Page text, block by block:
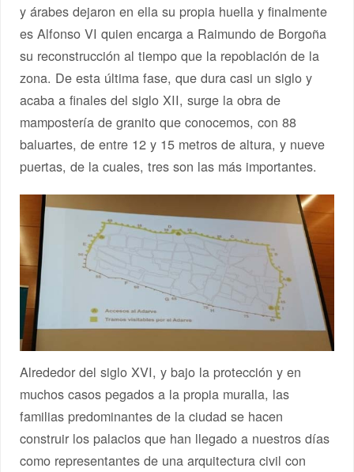
y árabes dejaron en ella su propia huella y finalmente
es Alfonso VI quien encarga a Raimundo de Borgoña
su reconstrucción al tiempo que la repoblación de la
zona. De esta última fase, que dura casi un siglo y
acaba a finales del siglo XII, surge la obra de
mampostería de granito que conocemos, con 88
baluartes, de entre 12 y 15 metros de altura, y nueve
puertas, de la cuales, tres son las más importantes.
Alrededor del siglo XVI, y bajo la protección y en
muchos casos pegados a la propia muralla, las
familias predominantes de la ciudad se hacen
construir los palacios que han llegado a nuestros días
como representantes de una arquitectura civil con